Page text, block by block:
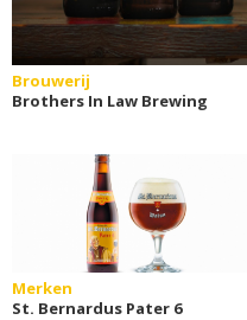
Brouwerij
Brothers In Law Brewing
Merken
St. Bernardus Pater 6